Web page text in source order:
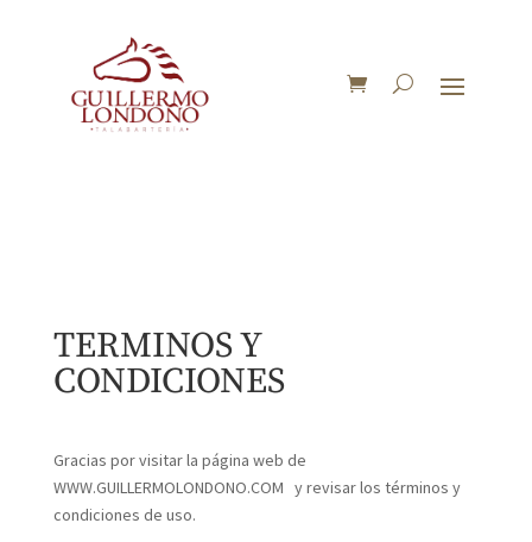
TERMINOS Y
CONDICIONES
Gracias por visitar la página web de
WWW.GUILLERMOLONDONO.COM y revisar los términos y
condiciones de uso.